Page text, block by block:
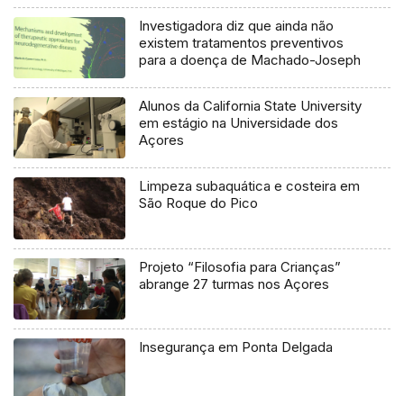
Investigadora diz que ainda não
existem tratamentos preventivos
para a doença de Machado-Joseph
Alunos da California State University
em estágio na Universidade dos
Açores
Limpeza subaquática e costeira em
São Roque do Pico
Projeto “Filosofia para Crianças”
abrange 27 turmas nos Açores
Insegurança em Ponta Delgada